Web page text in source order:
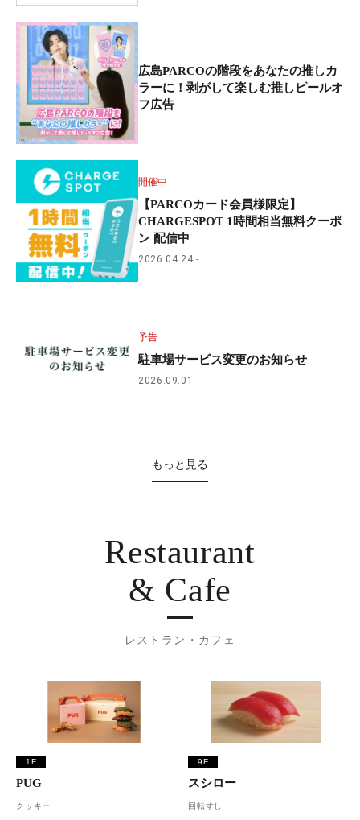
広島PARCOの階段をあなたの推しカ
ラーに！剥がして楽しむ推しピールオ
フ広告
開催中
【PARCOカード会員様限定】
CHARGESPOT 1時間相当無料クーポ
ン 配信中
2026.04.24
予告
駐車場サービス変更のお知らせ
2026.09.01
もっと見る
Restaurant
& Cafe
レストラン・カフェ
1F
PUG
クッキー
9F
スシロー
回転すし